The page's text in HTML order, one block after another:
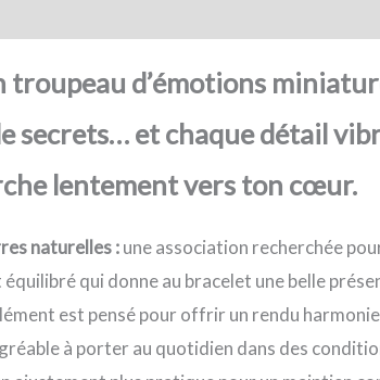
d’émotions
secrets… et chaque détail
lentement vers ton cœur.
naturelles :une association recherchée
qui donne au bracelet une belle
est pensé pour offrir un rendu
à porter au quotidien dans des